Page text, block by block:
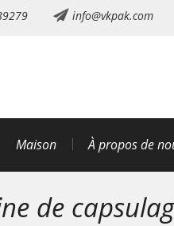
info@vkpak.com
Maison À propos de
de